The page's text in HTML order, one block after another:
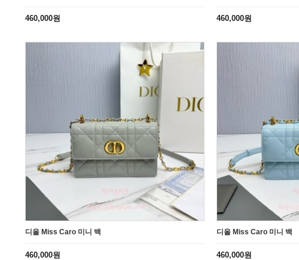
460,000원 460,000원
디올 Miss Caro 미니 백
460,000원
디올 Miss Caro 미니 백
460,000원